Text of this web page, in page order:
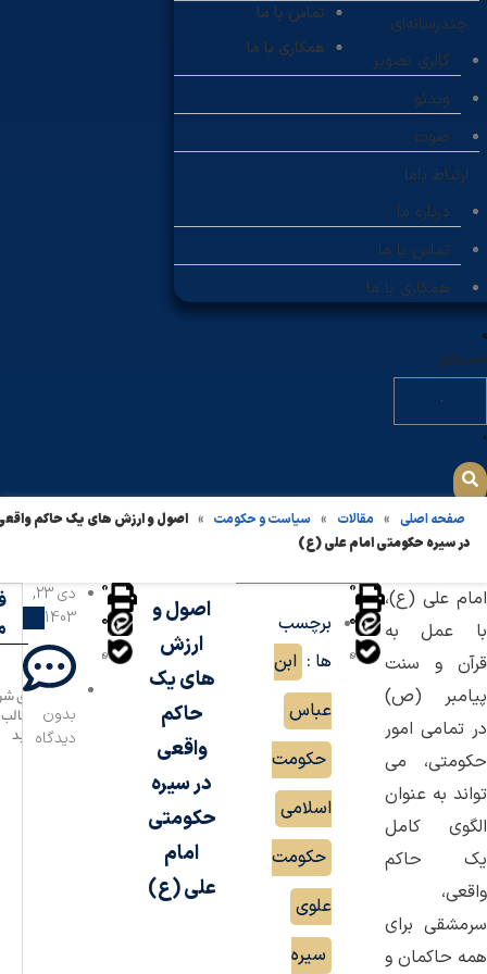
تماس با ما
همکاری با ما
چندرسانه‌ای
گالری تصویر
ویدئو
صوت
ارتباط باما
درباره ما
تماس با ما
همکاری با ما
جستجو
صفحه اصلی » مقالات » سیاست و حکومت » اصول و ارزش های یک حاکم
در سیره حکومتی امام علی (ع)
امام علی (ع)،
با عمل به
قرآن و سنت
پیامبر (ص)
در تمامی امور
حکومتی، می
تواند به عنوان
الگوی کامل
یک حاکم
واقعی،
سرمشقی برای
همه حاکمان و
برچسب
ها : ابن
عباس
حکومت
اسلامی
حکومت
علوی
سیره
اصول و
ارزش
های یک
حاکم
واقعی
در سیره
حکومتی
امام
علی (ع)
دی 23,
1403
بدون
دیدگاه
برای
کنید